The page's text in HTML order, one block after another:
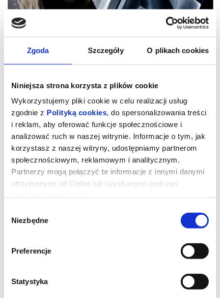
Zgoda Szczegóły O plikach cookies
Niniejsza strona korzysta z plików cookie
Wykorzystujemy pliki cookie w celu realizacji usług
zgodnie z Polityką cookies, do spersonalizowania treści
i reklam, aby oferować funkcje społecznościowe i
analizować ruch w naszej witrynie. Informacje o tym, jak
korzystasz z naszej witryny, udostępniamy partnerom
społecznościowym, reklamowym i analitycznym.
Partnerzy mogą połączyć te informacje z innymi danymi
otrzymanymi od Ciebie lub uzyskanymi podczas
zgody
Niezbędne
Preferencje
Statystyka
Mandalorian i Grogu 3D dubbing
Złowrogie Imperium upadło, a imperialni watażkowie wciąż są
rozproszeni po całej galaktyce. Nowo powstała Nowa Republika,
o pomoc do legendarnego mandaloriańskiego łowcy nagród, Dina
Djarina, i jego młodego ucznia, Grogu.